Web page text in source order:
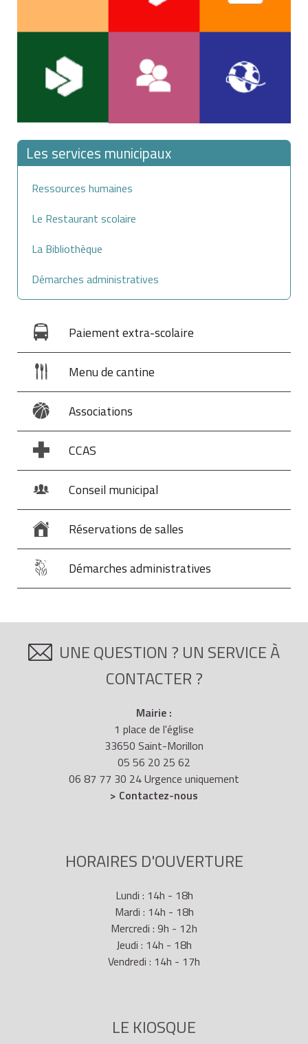
Les services municipaux
Ressources humaines
Le Restaurant scolaire
La Bibliothèque
Démarches administratives
Paiement extra-scolaire
Menu de cantine
Associations
CCAS
Conseil municipal
Réservations de salles
Démarches administratives
UNE QUESTION ? UN SERVICE À
CONTACTER ?
Mairie :
1 place de l'église
33650 Saint-Morillon
05 56 20 25 62
06 87 77 30 24 Urgence uniquement
> Contactez-nous
HORAIRES D'OUVERTURE
Lundi : 14h - 18h
Mardi : 14h - 18h
Mercredi : 9h - 12h
Jeudi : 14h - 18h
Vendredi : 14h - 17h
LE KIOSQUE